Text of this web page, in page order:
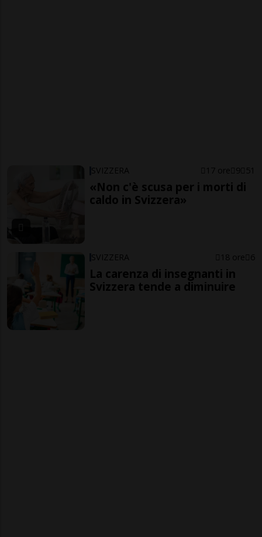
SVIZZERA 17 ore 9 51
«Non c'è scusa per i morti di
caldo in Svizzera»
SVIZZERA 18 ore 6
La carenza di insegnanti in
Svizzera tende a diminuire